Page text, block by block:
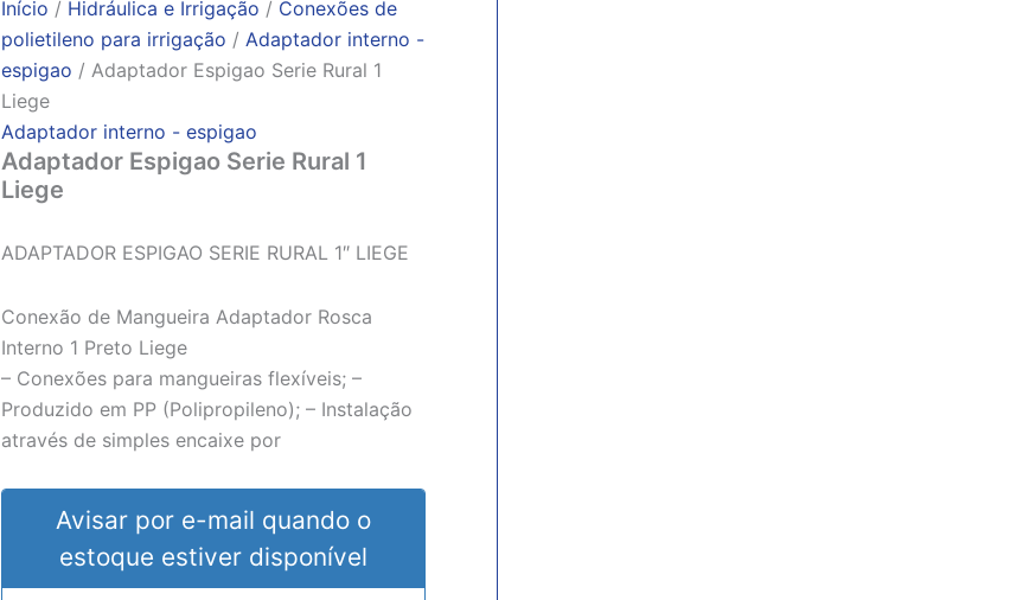
Início / Hidráulica e Irrigação / Conexões de
polietileno para irrigação / Adaptador interno -
espigao / Adaptador Espigao Serie Rural 1
Liege
Adaptador interno - espigao
Adaptador Espigao Serie Rural 1
Liege
ADAPTADOR ESPIGAO SERIE RURAL 1″ LIEGE
Conexão de Mangueira Adaptador Rosca
Interno 1 Preto Liege
– Conexões para mangueiras flexíveis; –
Produzido em PP (Polipropileno); – Instalação
através de simples encaixe por
Avisar por e-mail quando o
estoque estiver disponível